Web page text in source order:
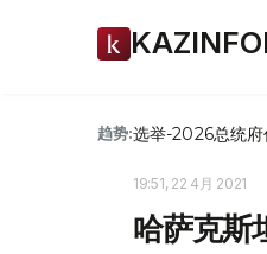
趋势:选举-2026总统府
19:51, 22 4月 2021
哈萨克斯